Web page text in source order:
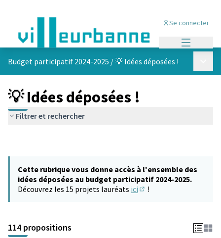
Se connecter
Budget participatif 2024-2025 /💡 Idées déposées !
💡 Idées déposées !
Filtrer et rechercher
Cette rubrique vous donne accès à l'ensemble des
idées déposées au budget participatif 2024-2025.
Découvrez les 15 projets lauréats ici !
114 propositions